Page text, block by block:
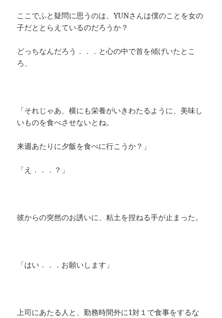
ここでふと疑問に思うのは、YUNさんは僕のことを女の
子だととらえているのだろうか？
どっちなんだろう．．．と心の中で首を傾げいたとこ
ろ、
「それじゃあ、横にも栄養がいきわたるように、美味し
いものを食べさせないとね。
来週あたりに夕飯を食べに行こうか？」
「え．．．？」
彼からの突然のお誘いに、粘土を捏ねる手が止まった。
「はい．．．お願いします」
上司にあたる人と、勤務時間外に1対１で食事をするな